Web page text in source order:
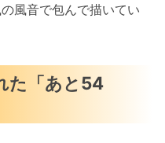
風音で包んで描いてい
た「あと54